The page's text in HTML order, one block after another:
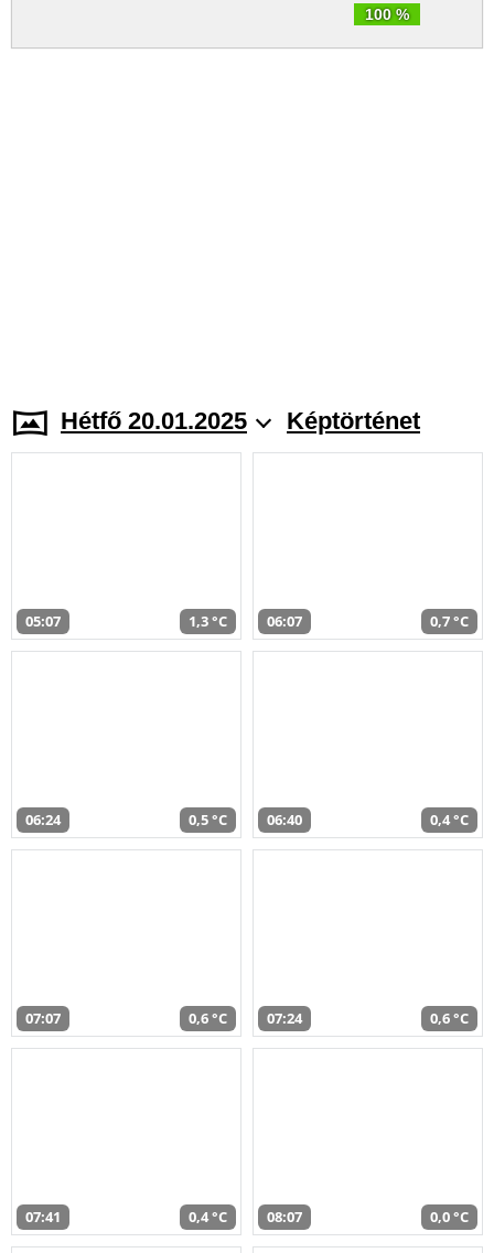
100 %
Hétfő 20.01.2025 Képtörténet
05:07 1,3 °C 06:07 0,7 °C
06:24 0,5 °C 06:40 0,4 °C
07:07 0,6 °C 07:24 0,6 °C
07:41 0,4 °C 08:07 0,0 °C